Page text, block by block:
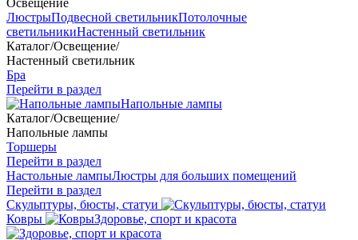
Освещение
ЛюстрыПодвесной светильникПотолочные
светильникиНастенный светильник
Каталог/Освещение/
Настенный светильник
Бра
Перейти в раздел
Напольные лампы
Каталог/Освещение/
Напольные лампы
Торшеры
Перейти в раздел
Настольные лампыЛюстры для больших помещений
Перейти в раздел
Скульптуры, бюсты, статуи
Ковры
Здоровье, спорт и красота